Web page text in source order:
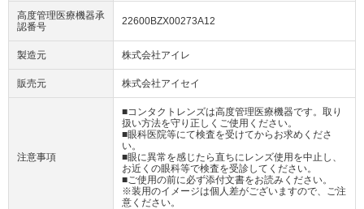
高度管理医療機器承
認番号
22600BZX00273A12
製造元 株式会社アイレ
販売元 株式会社アイセイ
注意事項
■コンタクトレンズは高度管理医療機器です。取り
扱い方法を守り正しくご使用ください。
■眼科医院等にて検査を受けてからお求めくださ
い。
■眼に異常を感じたら直ちにレンズ使用を中止し、
お近くの眼科等で検査を受診してください。
■ご使用の前に必ず添付文書をお読みください。
※装用のイメージは個人差がございますので、ご注
意ください。